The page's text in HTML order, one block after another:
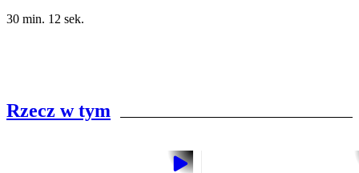
30 min. 12 sek.
Rzecz w tym